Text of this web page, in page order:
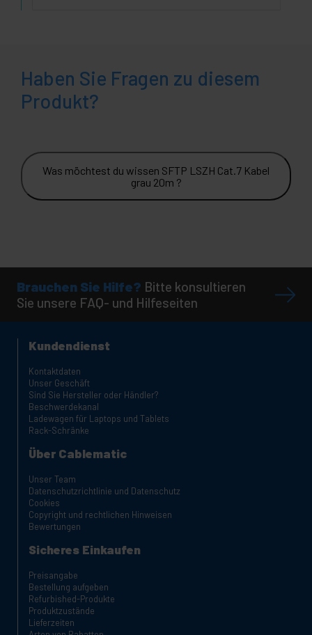
Haben Sie Fragen zu diesem
Produkt?
Was möchtest du wissen SFTP LSZH Cat.7 Kabel
grau 20m ?
Brauchen Sie Hilfe? Bitte konsultieren
Sie unsere FAQ- und Hilfeseiten
Kundendienst
Kontaktdaten
Unser Geschäft
Sind Sie Hersteller oder Händler?
Beschwerdekanal
Ladewagen für Laptops und Tablets
Rack-Schränke
Über Cablematic
Unser Team
Datenschutzrichtlinie und Datenschutz
Cookies
Copyright und rechtlichen Hinweisen
Bewertungen
Sicheres Einkaufen
Preisangabe
Bestellung aufgeben
Refurbished-Produkte
Produktzustände
Lieferzeiten